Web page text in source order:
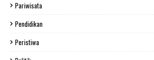
Pariwisata
Pendidikan
Peristiwa